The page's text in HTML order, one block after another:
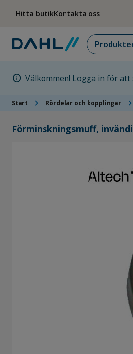
Hitta butikKontakta oss
info Välkommen! Logga in för
Start chevron_right Rördelar och kopplingar chevron_right
Förminskningsmuff,